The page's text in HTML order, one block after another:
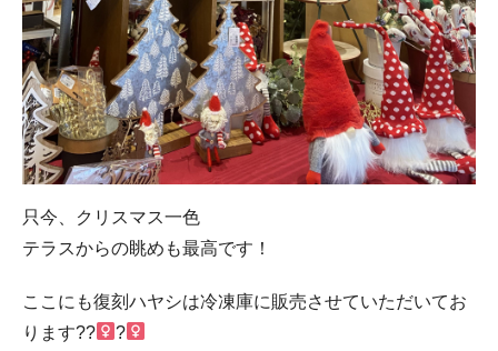
只今、クリスマス一色
テラスからの眺めも最高です！
ここにも復刻ハヤシは冷凍庫に販売させていただいてお
ります??‍
?‍